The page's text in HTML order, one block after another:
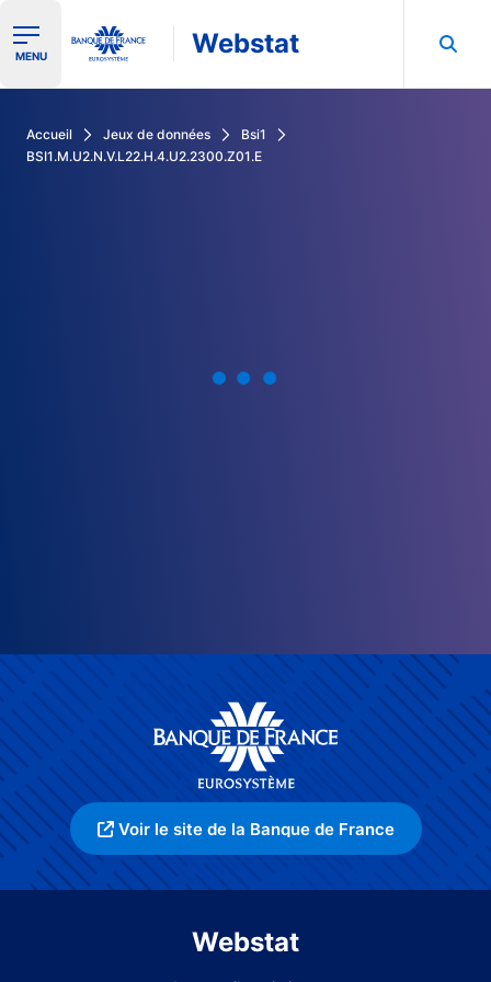
Ouvrir le menu de navigation
MENU Webstat
Accueil Jeux de données
Bsi1
BSI1.M.U2.N.V.L22.H.4.U2.2300.Z01.E
Voir le site de la Banque de France
Webstat